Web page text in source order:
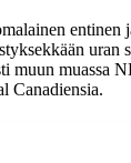
entinen
uran
muun muassa
Canadiensia.